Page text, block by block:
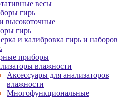
весы
гирь
высокоточные
гирь
и калибровка гирь и наборов
приборы
влажности
Аксессуары для анализаторов
влажности
Многофункциональные